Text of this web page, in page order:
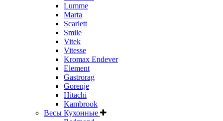
Lumme
Marta
Scarlett
Smile
Vitek
Vitesse
Kromax Endever
Element
Gastrorag
Gorenje
Hitachi
Kambrook
Весы Кухонные